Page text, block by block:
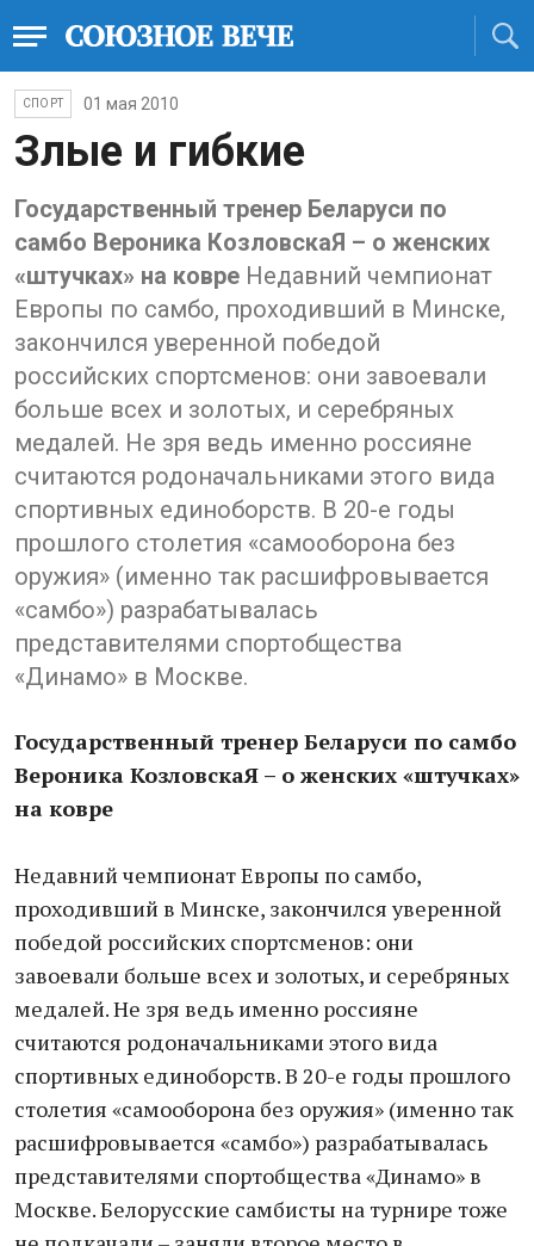
СПОРТ 01 мая 2010
Злые и гибкие
Государственный тренер Беларуси по
самбо Вероника КозловскаЯ – о женских
«штучках» на ковре Недавний чемпионат
Европы по самбо, проходивший в Минске,
закончился уверенной победой
российских спортсменов: они завоевали
больше всех и золотых, и серебряных
медалей. Не зря ведь именно россияне
считаются родоначальниками этого вида
спортивных единоборств. В 20-е годы
прошлого столетия «самооборона без
оружия» (именно так расшифровывается
«самбо») разрабатывалась
представителями спортобщества
«Динамо» в Москве.
Государственный тренер Беларуси по самбо
Вероника КозловскаЯ – о женских «штучках»
на ковре
Недавний чемпионат Европы по самбо,
проходивший в Минске, закончился уверенной
победой российских спортсменов: они
завоевали больше всех и золотых, и серебряных
медалей. Не зря ведь именно россияне
считаются родоначальниками этого вида
спортивных единоборств. В 20-е годы прошлого
столетия «самооборона без оружия» (именно так
расшифровывается «самбо») разрабатывалась
представителями спортобщества «Динамо» в
Москве. Белорусские самбисты на турнире тоже